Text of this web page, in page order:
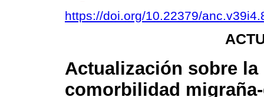
https://doi.org/10.22379/
Actualización sobre la
comorbilidad